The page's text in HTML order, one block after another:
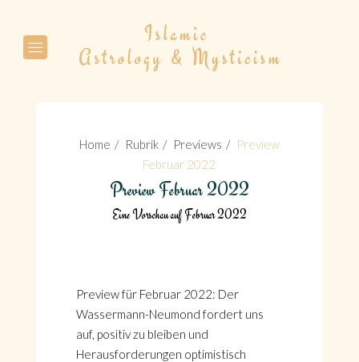
Home Rubrik Previews
Preview
Februar 2022
Preview Februar 2022
Eine Vorschau auf Februar 2022
Preview für Februar 2022: Der
Wassermann-Neumond fordert uns
auf, positiv zu bleiben und
Herausforderungen optimistisch